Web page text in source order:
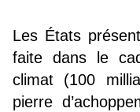
Les États
faite dans le
climat (100
pierre